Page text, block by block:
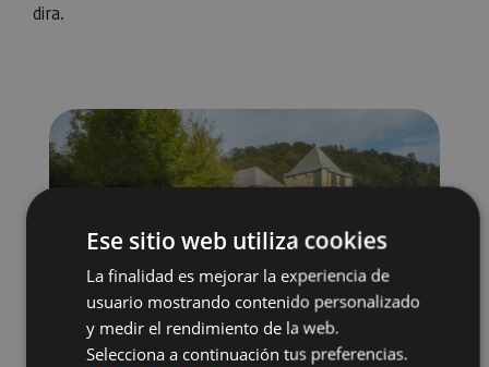
dira.
Ese sitio web utiliza cookies
La finalidad es mejorar la experiencia de
usuario mostrando contenido personalizado
y medir el rendimiento de la web.
Selecciona a continuación tus preferencias.